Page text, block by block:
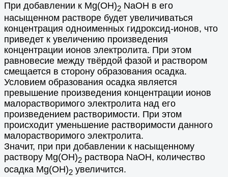
При добавлении к Mg(OH)2 NaOH в его
насыщенном растворе будет увеличиваться
концентрация одноименных гидроксид-ионов, что
приведет к увеличению произведения
концентрации ионов электролита. При этом
равновесие между твёрдой фазой и раствором
смещается в сторону образования осадка.
Условием образования осадка является
превышение произведения концентрации ионов
малорастворимого электролита над его
произведением растворимости. При этом
происходит уменьшение растворимости данного
малорастворимого электролита.
Значит, при при добавлении к насыщенному
раствору Mg(OH)2 раствора NaOH, количество
осадка Mg(OH)2 увеличится.